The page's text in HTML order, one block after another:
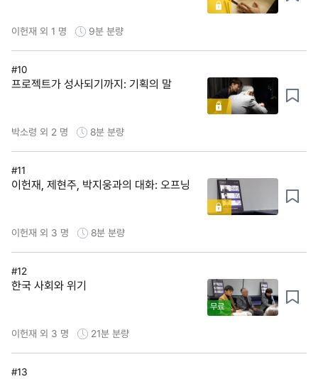
이헌재 외 1 명 9분 분량
#10
프로젝트가 성사되기까지: 기획의 말
박소령 외 2 명 8분 분량
#11
이헌재, 제현주, 박지웅과의 대화: 오프닝
이헌재 외 3 명 8분 분량
#12
한국 사회와 위기
무료
이헌재 외 3 명 21분 분량
#13